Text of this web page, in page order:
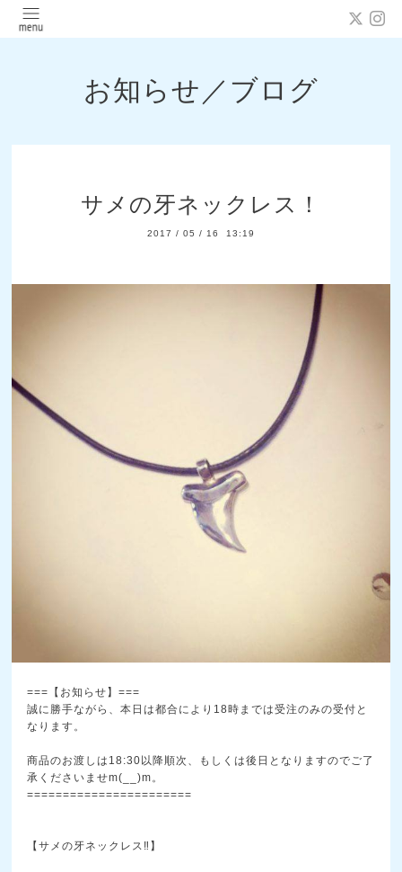
お知らせ／ブログ
サメの牙ネックレス！
2017 / 05 / 16 13:19
===【お知らせ】===
誠に勝手ながら、本日は都合により18時までは受注のみの受付と
なります。
商品のお渡しは18:30以降順次、もしくは後日となり ますのでご了
承くださいませm(__)m。
=======================
【サメの牙ネックレス‼】